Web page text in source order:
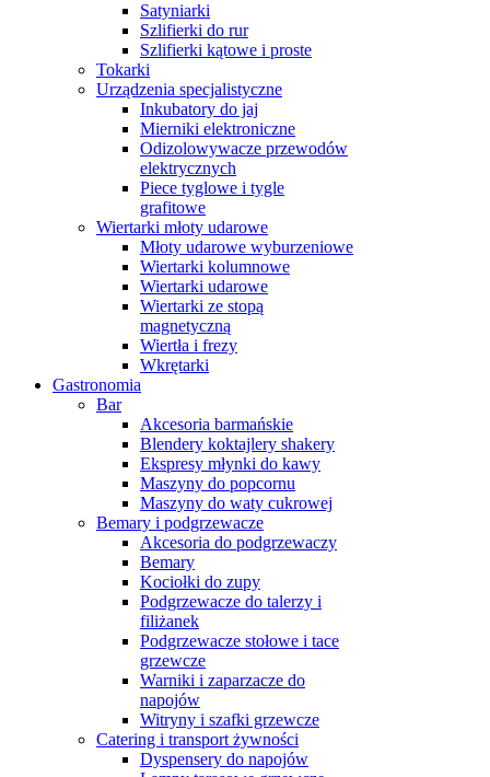
Satyniarki
Szlifierki do rur
Szlifierki kątowe i proste
Tokarki
Urządzenia specjalistyczne
Inkubatory do jaj
Mierniki elektroniczne
Odizolowywacze przewodów
elektrycznych
Piece tyglowe i tygle
grafitowe
Wiertarki młoty udarowe
Młoty udarowe wyburzeniowe
Wiertarki kolumnowe
Wiertarki udarowe
Wiertarki ze stopą
magnetyczną
Wiertła i frezy
Wkrętarki
Gastronomia
Bar
Akcesoria barmańskie
Blendery koktajlery shakery
Ekspresy młynki do kawy
Maszyny do popcornu
Maszyny do waty cukrowej
Bemary i podgrzewacze
Akcesoria do podgrzewaczy
Bemary
Kociołki do zupy
Podgrzewacze do talerzy i
filiżanek
Podgrzewacze stołowe i tace
grzewcze
Warniki i zaparzacze do
napojów
Witryny i szafki grzewcze
Catering i transport żywności
Dyspensery do napojów